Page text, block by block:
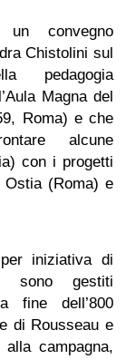
convegno
Chistolini sul
pedagogia
Magna del
Roma) e che
alcune
con i progetti
Ostia (Roma) e
iniziativa di
sono gestiti
fine dell’800
di Rousseau e
campagna,